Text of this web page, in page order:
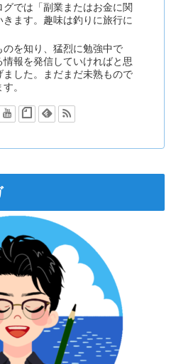
では「副業またはお金に関
ます。趣味は釣りに旅行に
を知り、猛烈に勉強中で
報を発信していければと思
した。まだまだ未熟もので
。